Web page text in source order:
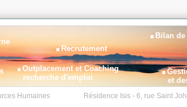
Recrutement
Outplacement et Coaching
recherche d'emploi
Bilan
et
Humaines Résidence Isis - 6, rue Saint